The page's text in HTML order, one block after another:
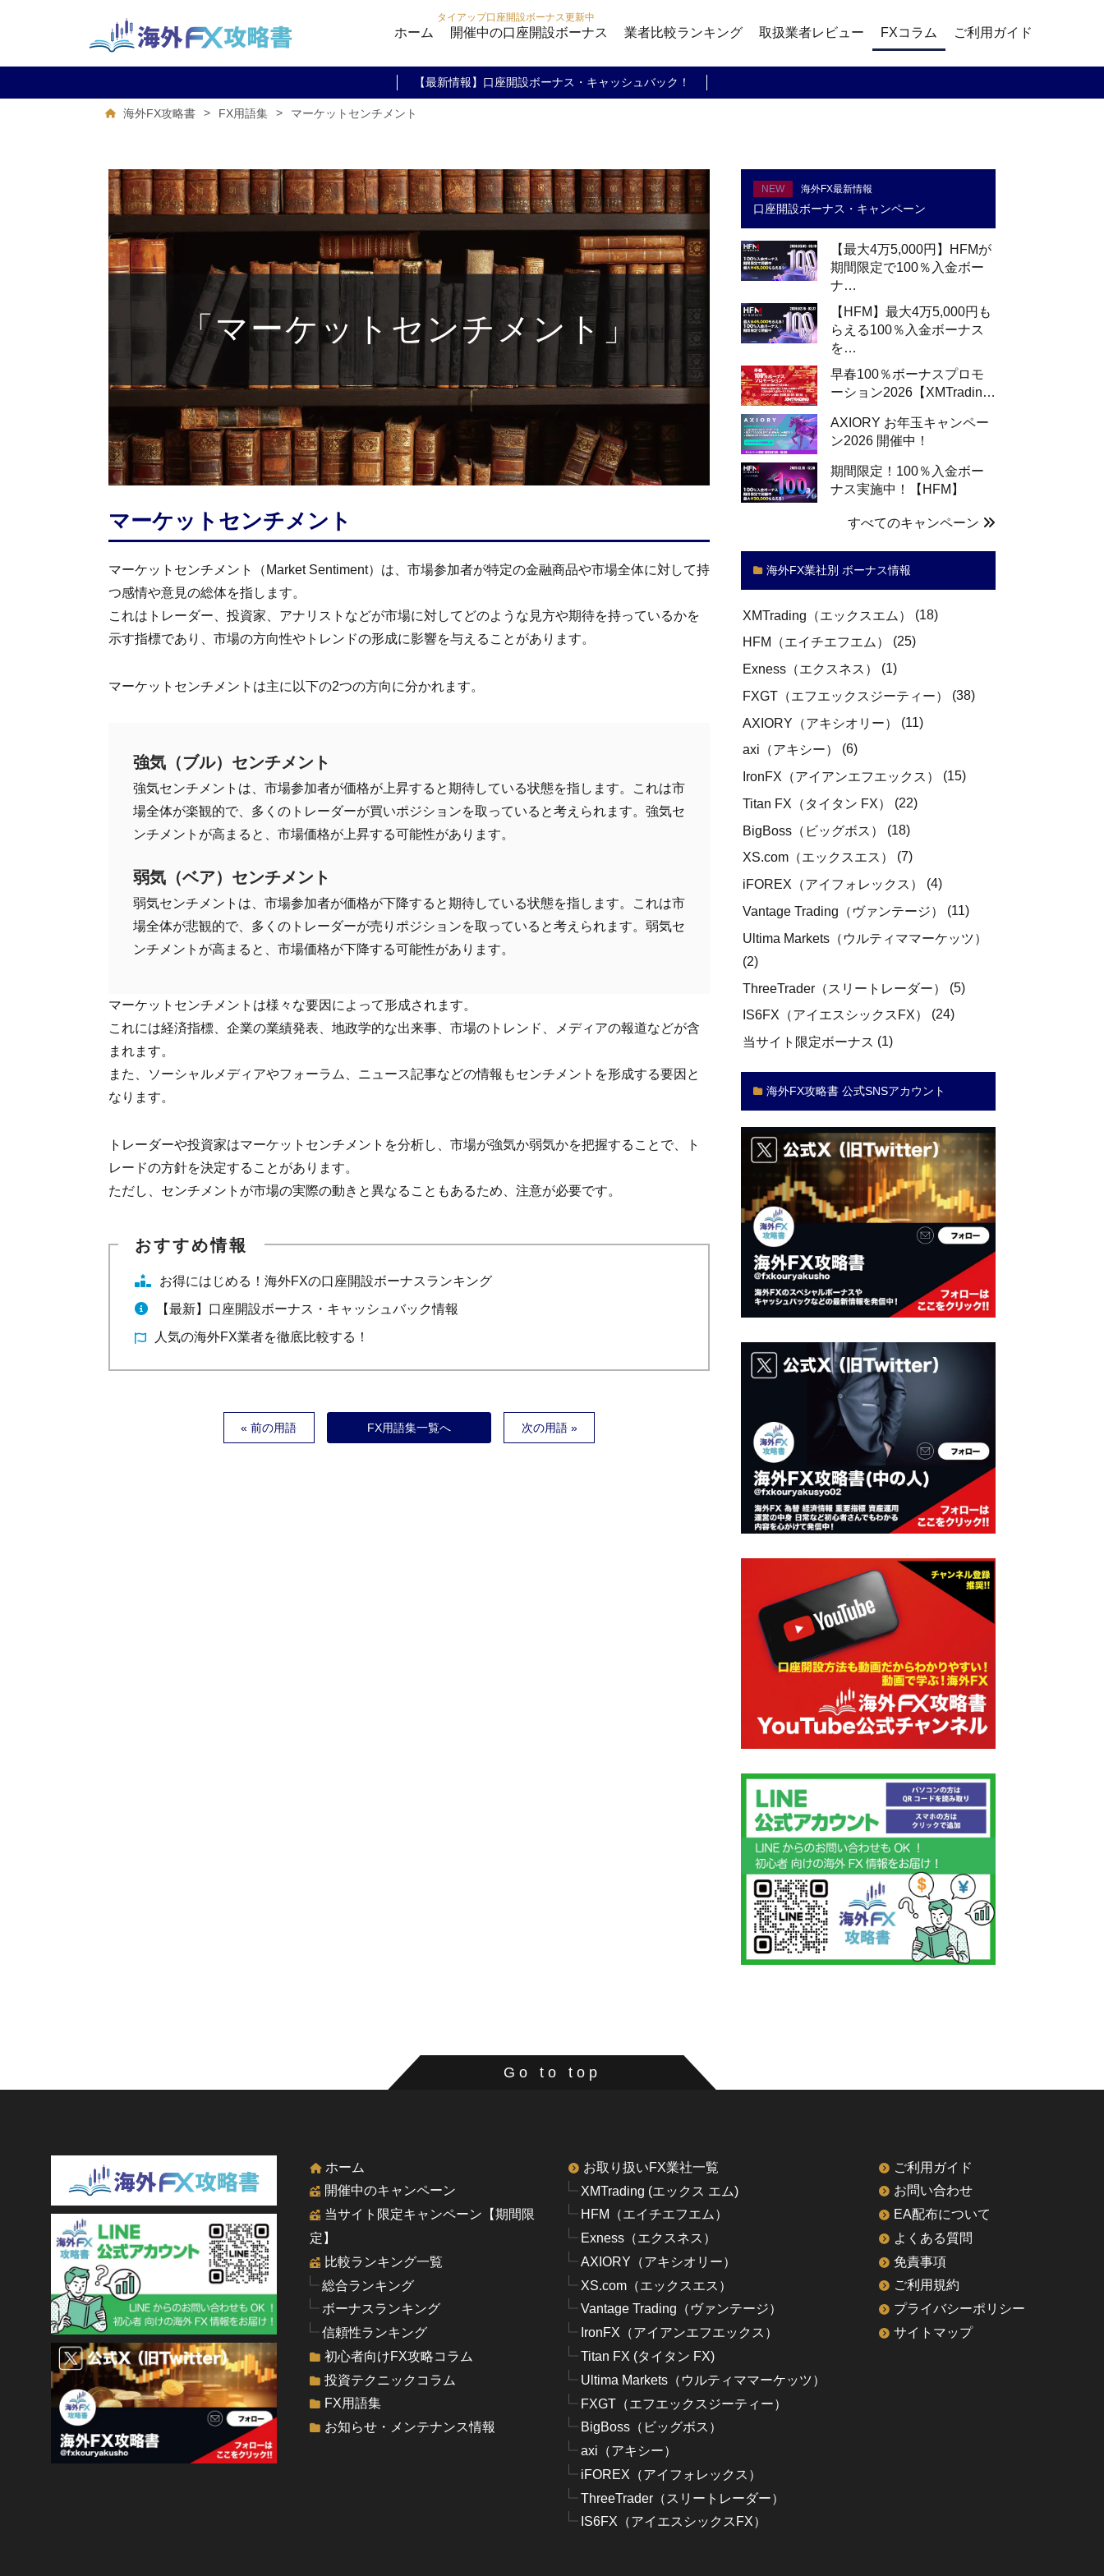
ホーム
タイアップ口座開設ボーナス更新中
開催中の口座開設ボーナス 業者比較ランキング 取扱業者レビュー FXコラム ご利用ガイド
【最新情報】口座開設ボーナス・キャッシュバック！
海外FX攻略書 > FX用語集 > マーケットセンチメント
「マーケットセンチメント」
マーケットセンチメント
マーケットセンチメント（Market Sentiment）は、市場参加者が特定の金融商品や市場全体に対して持
つ感情や意見の総体を指します。
これはトレーダー、投資家、アナリストなどが市場に対してどのような見方や期待を持っているかを
示す指標であり、市場の方向性やトレンドの形成に影響を与えることがあります。
マーケットセンチメントは主に以下の2つの方向に分かれます。
強気（ブル）センチメント
強気センチメントは、市場参加者が価格が上昇すると期待している状態を指します。これは市
場全体が楽観的で、多くのトレーダーが買いポジションを取っていると考えられます。強気セ
ンチメントが高まると、市場価格が上昇する可能性があります。
弱気（ベア）センチメント
弱気センチメントは、市場参加者が価格が下降すると期待している状態を指します。これは市
場全体が悲観的で、多くのトレーダーが売りポジションを取っていると考えられます。弱気セ
ンチメントが高まると、市場価格が下降する可能性があります。
マーケットセンチメントは様々な要因によって形成されます。
これには経済指標、企業の業績発表、地政学的な出来事、市場のトレンド、メディアの報道などが含
まれます。
また、ソーシャルメディアやフォーラム、ニュース記事などの情報もセンチメントを形成する要因と
なります。
トレーダーや投資家はマーケットセンチメントを分析し、市場が強気か弱気かを把握することで、ト
レードの方針を決定することがあります。
ただし、センチメントが市場の実際の動きと異なることもあるため、注意が必要です。
お得にはじめる！海外FXの口座開設ボーナスランキング
【最新】口座開設ボーナス・キャッシュバック情報
人気の海外FX業者を徹底比較する！
« 前の用語 FX用語集一覧へ 次の用語 »
NEW 海外FX最新情報
口座開設ボーナス・キャンペーン
【最大4万5,000円】HFMが
期間限定で100％入金ボー
ナ…
【HFM】最大4万5,000円も
らえる100％入金ボーナス
を…
早春100％ボーナスプロモ
ーション2026【XMTradin…
AXIORY お年玉キャンペー
ン2026 開催中！
期間限定！100％入金ボー
ナス実施中！【HFM】
すべてのキャンペーン
海外FX業社別 ボーナス情報
XMTrading（エックスエム）
(18)
HFM（エイチエフエム）
(25)
Exness（エクスネス）
(1)
FXGT（エフエックスジーティー）
(38)
AXIORY（アキシオリー）
(11)
axi（アキシー）
(6)
IronFX（アイアンエフエックス）
(15)
Titan FX（タイタン FX）
(22)
BigBoss（ビッグボス）
(18)
XS.com（エックスエス）
(7)
iFOREX（アイフォレックス）
(4)
Vantage Trading（ヴァンテージ）
(11)
Ultima Markets（ウルティママーケッツ）
(2)
ThreeTrader（スリートレーダー）
(5)
IS6FX（アイエスシックスFX）
(24)
当サイト限定ボーナス (1)
海外FX攻略書 公式SNSアカウント
Go to top
ホーム
開催中のキャンペーン
当サイト限定キャンペーン【期間限
定】
比較ランキング一覧
総合ランキング
ボーナスランキング
信頼性ランキング
初心者向けFX攻略コラム
投資テクニックコラム
FX用語集
お知らせ・メンテナンス情報
お取り扱いFX業社一覧
XMTrading (エックス エム)
HFM（エイチエフエム）
Exness（エクスネス）
AXIORY（アキシオリー）
XS.com（エックスエス）
Vantage Trading（ヴァンテージ）
IronFX（アイアンエフエックス）
Titan FX (タイタン FX)
Ultima Markets（ウルティママーケッツ）
FXGT（エフエックスジーティー）
BigBoss（ビッグボス）
axi（アキシー）
iFOREX（アイフォレックス）
ThreeTrader（スリートレーダー）
IS6FX（アイエスシックスFX）
ご利用ガイド
お問い合わせ
EA配布について
よくある質問
免責事項
ご利用規約
プライバシーポリシー
サイトマップ